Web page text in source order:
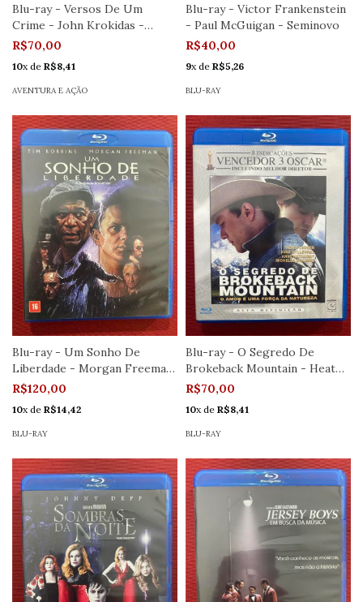
Blu-ray - Versos De Um
Crime - John Krokidas -
Seminovo
R$70,00
10x de R$8,41
AVENTURA E AÇÃO
Blu-ray - Victor Frankenstein
- Paul McGuigan - Seminovo
R$40,00
9x de R$5,26
BLU-RAY
Blu-ray - Um Sonho De
Liberdade - Morgan Freeman
- Seminovo
R$120,00
10x de R$14,42
BLU-RAY
Blu-ray - O Segredo De
Brokeback Mountain - Heath
Ledger
R$70,00
10x de R$8,41
BLU-RAY